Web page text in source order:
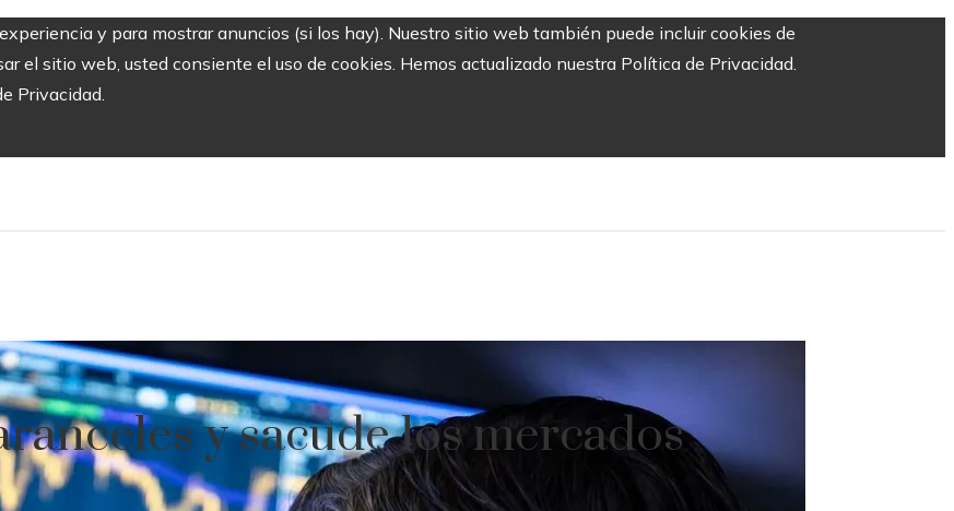
y para mostrar anuncios (si los hay). Nuestro sitio web también puede incluir cookies de
el sitio web, usted consiente el uso de cookies. Hemos actualizado nuestra Política de Privacidad.
Privacidad.
y sacude los mercados